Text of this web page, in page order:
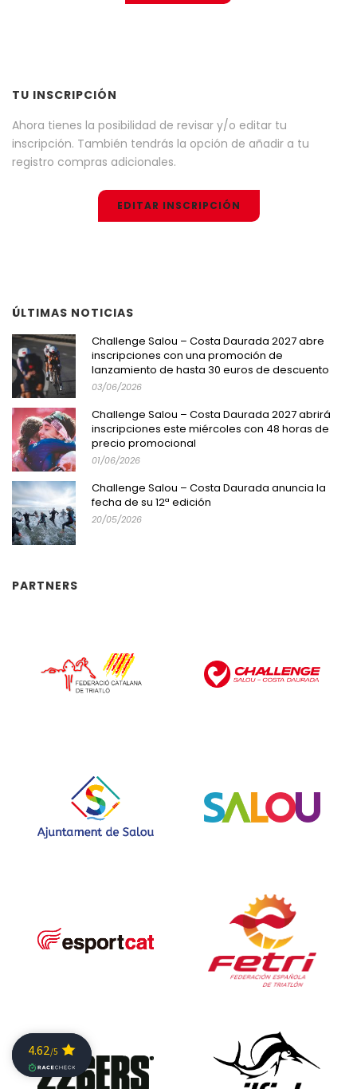
TU INSCRIPCIÓN
Ahora tienes la posibilidad de revisar y/o editar tu
inscripción. También tendrás la opción de añadir a tu
registro compras adicionales.
EDITAR INSCRIPCIÓN
ÚLTIMAS NOTICIAS
Challenge Salou – Costa Daurada 2027 abre
inscripciones con una promoción de
lanzamiento de hasta 30 euros de descuento
03/06/2026
Challenge Salou – Costa Daurada 2027 abrirá
inscripciones este miércoles con 48 horas de
precio promocional
01/06/2026
Challenge Salou – Costa Daurada anuncia la
fecha de su 12ª edición
20/05/2026
PARTNERS